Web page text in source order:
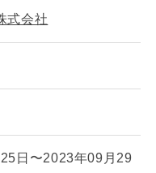
式会社
日〜2023年09月29